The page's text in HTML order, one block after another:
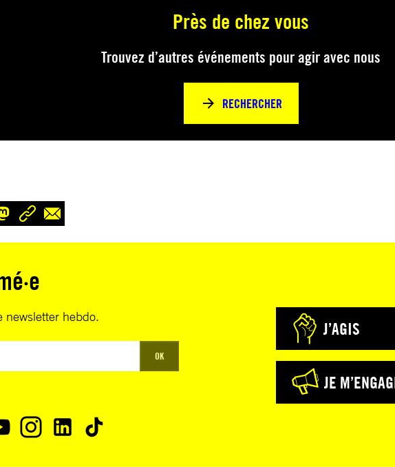
Près de chez vous
Trouvez d’autres événements pour agir avec nous
RECHERCHER
newsletter hebdo.
OK
J’AGIS
JE